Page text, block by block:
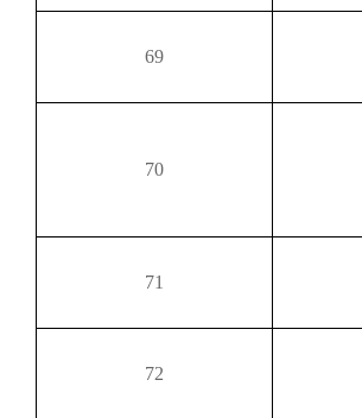
69
70
71
72